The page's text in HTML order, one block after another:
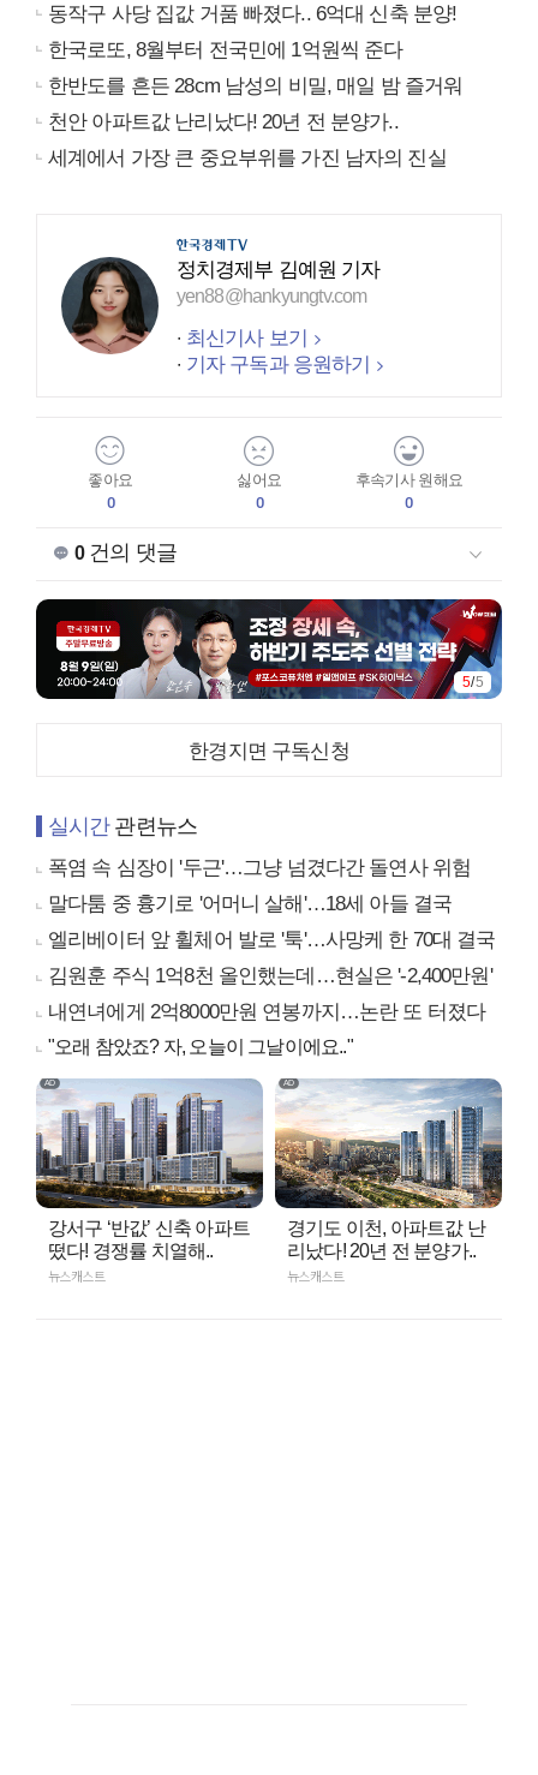
동작구 사당 집값 거품 빠졌다.. 6억대 신축 분양!
한국로또, 8월부터 전국민에 1억원씩 준다
한반도를 흔든 28cm 남성의 비밀, 매일 밤 즐거워
천안 아파트값 난리났다! 20년 전 분양가..
세계에서 가장 큰 중요부위를 가진 남자의 진실
정치경제부 김예원 기자
yen88@hankyungtv.com
최신기사 보기
기자 구독과 응원하기
좋아요
0
싫어요
0
후속기사 원해요
0
0건의 댓글
5/5
한경지면 구독신청
실시간관련뉴스
폭염 속 심장이 '두근'…그냥 넘겼다간 돌연사 위험
말다툼 중 흉기로 '어머니 살해'…18세 아들 결국
엘리베이터 앞 휠체어 발로 '툭'…사망케 한 70대 결국
김원훈 주식 1억8천 올인했는데…현실은 '-2,400만원'
내연녀에게 2억8000만원 연봉까지…논란 또 터졌다
"오래 참았죠? 자, 오늘이 그날이에요.."
강서구 ‘반값’ 신축 아파트
떴다! 경쟁률 치열해..
뉴스캐스트
경기도 이천, 아파트값 난
리났다! 20년 전 분양가..
뉴스캐스트